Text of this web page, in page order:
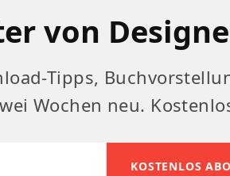
von
Tipps,
Wochen neu.